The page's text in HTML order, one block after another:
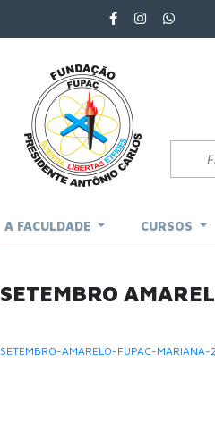
A FACULDADE CURSOS
SETEMBRO
SETEMBRO-AMARELO-FUPAC-MARIANA-